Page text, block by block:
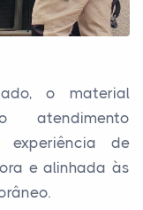
o material
experiência de
e alinhada às